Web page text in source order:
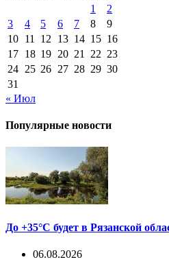
1
2
3
4 5 6 7 8
9
10 11 12 13 14 15 16
17 18 19 20 21 22 23
24 25 26 27 28 29 30
31
« Июл
Популярные новости
До +35°С будет в Рязанской
06.08.2026